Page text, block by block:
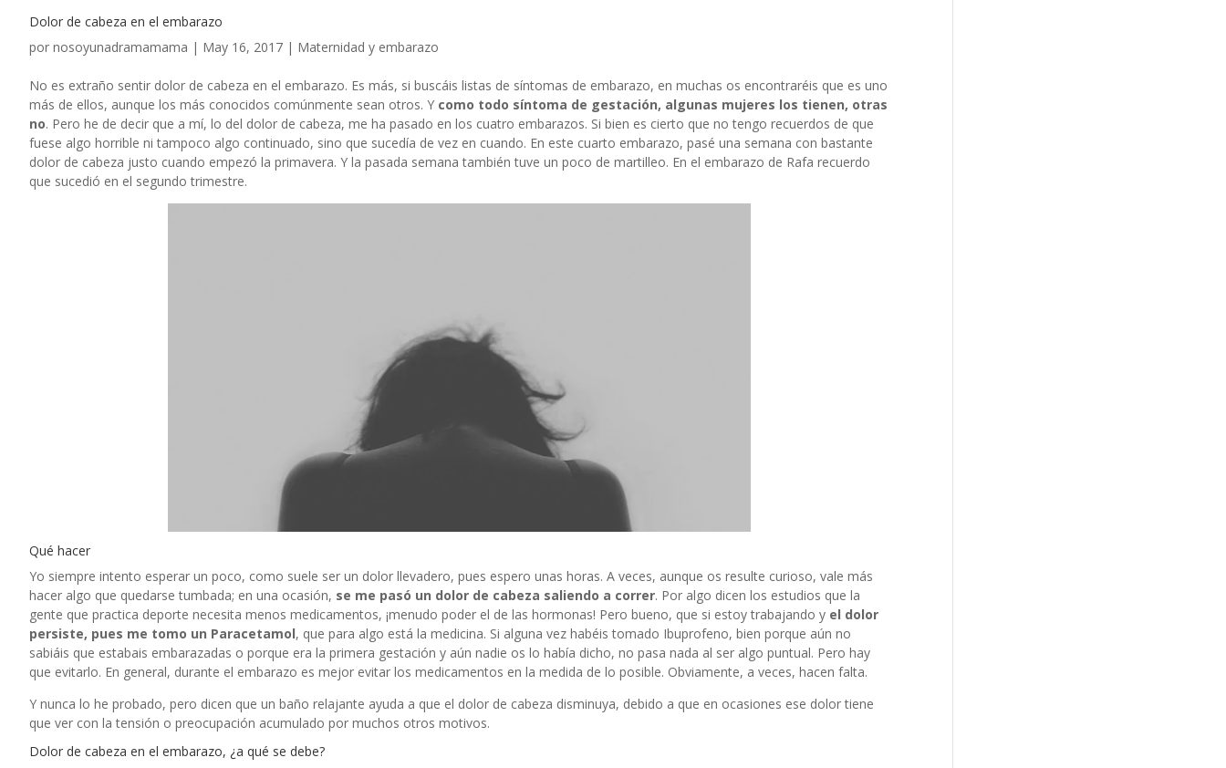
Dolor de cabeza en el embarazo
por nosoyunadramamama | May 16, 2017 | Maternidad y embarazo
No es extraño sentir dolor de cabeza en el embarazo. Es más, si buscáis listas de síntomas de embarazo, en muchas os encontraréis que es uno
más de ellos, aunque los más conocidos comúnmente sean otros. Y como todo síntoma de gestación, algunas mujeres los tienen, otras
no. Pero he de decir que a mí, lo del dolor de cabeza, me ha pasado en los cuatro embarazos. Si bien es cierto que no tengo recuerdos de que
fuese algo horrible ni tampoco algo continuado, sino que sucedía de vez en cuando. En este cuarto embarazo, pasé una semana con bastante
dolor de cabeza justo cuando empezó la primavera. Y la pasada semana también tuve un poco de martilleo. En el embarazo de Rafa recuerdo
que sucedió en el segundo trimestre.
Qué hacer
Yo siempre intento esperar un poco, como suele ser un dolor llevadero, pues espero unas horas. A veces, aunque os resulte curioso, vale más
hacer algo que quedarse tumbada; en una ocasión, se me pasó un dolor de cabeza saliendo a correr. Por algo dicen los estudios que la
gente que practica deporte necesita menos medicamentos, ¡menudo poder el de las hormonas! Pero bueno, que si estoy trabajando y el dolor
persiste, pues me tomo un Paracetamol, que para algo está la medicina. Si alguna vez habéis tomado Ibuprofeno, bien porque aún no
sabiáis que estabais embarazadas o porque era la primera gestación y aún nadie os lo había dicho, no pasa nada al ser algo puntual. Pero hay
que evitarlo. En general, durante el embarazo es mejor evitar los medicamentos en la medida de lo posible. Obviamente, a veces, hacen falta.
Y nunca lo he probado, pero dicen que un baño relajante ayuda a que el dolor de cabeza disminuya, debido a que en ocasiones ese dolor tiene
que ver con la tensión o preocupación acumulado por muchos otros motivos.
Dolor de cabeza en el embarazo, ¿a qué se debe?